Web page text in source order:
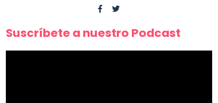
Suscríbete a nuestro Podcast